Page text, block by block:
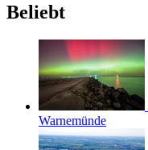
Beliebt
Warnemünde